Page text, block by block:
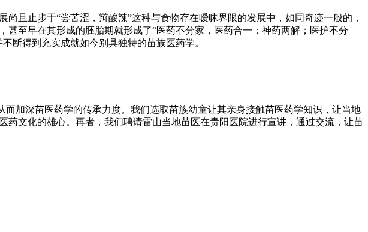
且止步于“尝苦涩，辩酸辣”这种与食物存在暧昧界限的发展中，如同奇迹一般的，
至早在其形成的胚胎期就形成了“医药不分家，医药合一；神药两解；医护不分
断得到充实成就如今别具独特的苗族医药学。
加深苗医药学的传承力度。我们选取苗族幼童让其亲身接触苗医药学知识，让当地
文化的雄心。再者，我们聘请雷山当地苗医在贵阳医院进行宣讲，通过交流，让苗